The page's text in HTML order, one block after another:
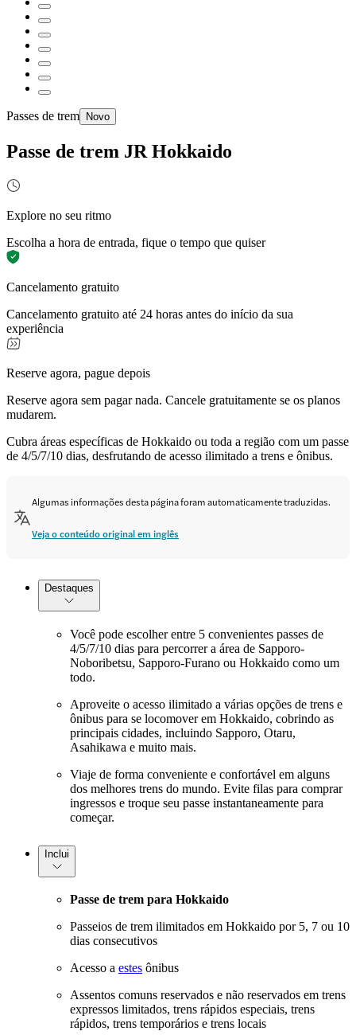
Passes de trem Novo
Passe de trem JR Hokkaido
Explore no seu ritmo
Escolha a hora de entrada, fique o tempo que quiser
Cancelamento gratuito
Cancelamento gratuito até 24 horas antes do início da sua
experiência
Reserve agora, pague depois
Reserve agora sem pagar nada. Cancele gratuitamente se os planos
mudarem.
Cubra áreas específicas de Hokkaido ou toda a região com um passe
de 4/5/7/10 dias, desfrutando de acesso ilimitado a trens e ônibus.
Algumas informações desta página foram automaticamente traduzidas.
Veja o conteúdo original em inglês
Destaques
Você pode escolher entre 5 convenientes passes de
4/5/7/10 dias para percorrer a área de Sapporo-
Noboribetsu, Sapporo-Furano ou Hokkaido como um
todo.
Aproveite o acesso ilimitado a várias opções de trens e
ônibus para se locomover em Hokkaido, cobrindo as
principais cidades, incluindo Sapporo, Otaru,
Asahikawa e muito mais.
Viaje de forma conveniente e confortável em alguns
dos melhores trens do mundo. Evite filas para comprar
ingressos e troque seu passe instantaneamente para
começar.
Inclui
Passe de trem para Hokkaido
Passeios de trem ilimitados em Hokkaido por 5, 7 ou 10
dias consecutivos
Acesso a estes ônibus
Assentos comuns reservados e não reservados em trens
expressos limitados, trens rápidos especiais, trens
rápidos, trens temporários e trens locais